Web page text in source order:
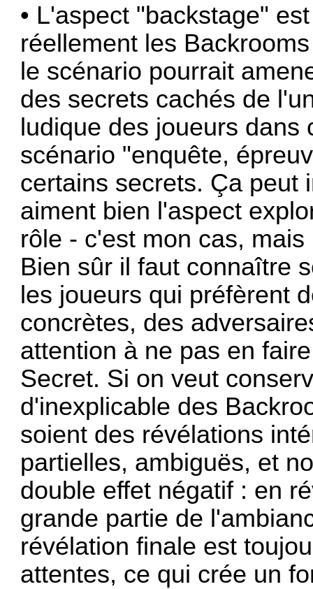
• L'aspect "backstage"
réellement les
le scénario pourrait
des secrets cachés de
ludique des joueurs dans
scénario "enquête,
certains secrets. Ça peut
aiment bien l'aspect
rôle - c'est mon cas,
Bien sûr il faut connaître
les joueurs qui préfèrent
concrètes, des
attention à ne pas en
Secret. Si on veut
d'inexplicable des
soient des révélations
partielles, ambiguës, et
double effet négatif : en
grande partie de
révélation finale est
attentes, ce qui crée un